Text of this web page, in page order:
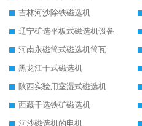
吉林河沙除铁磁选机
辽宁矿选平板式磁选机设备
河南永磁筒式磁选机筒瓦
黑龙江干式磁选机
陕西实验用室湿式磁选机
西藏干选铁矿磁选机
河沙磁选机的电机